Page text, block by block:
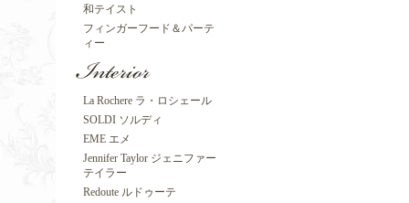
和テイスト
フィンガーフード＆パーテ
ィー
La Rochere ラ・ロシェール
SOLDI ソルディ
EME エメ
Jennifer Taylor ジェニファー
テイラー
Redoute ルドゥーテ